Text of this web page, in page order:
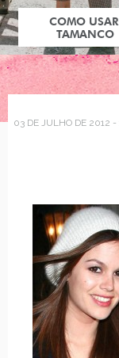
COMO
TAMANCO
03 DE JULHO DE 2012 -